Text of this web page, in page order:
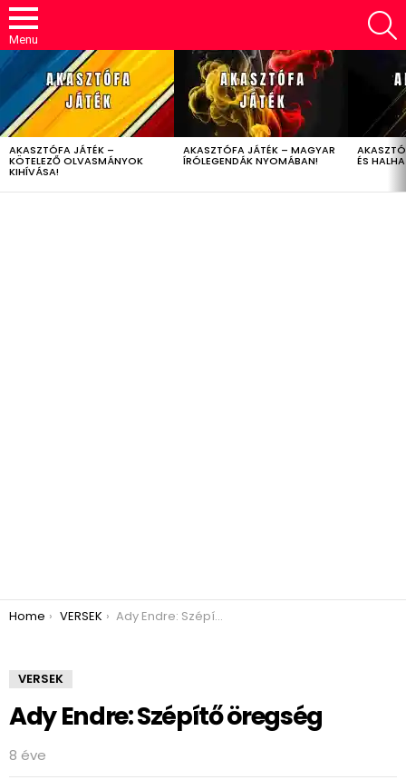
Menu
LATEST
STORIES
AKASZTÓFA JÁTÉK –
KÖTELEZŐ OLVASMÁNYOK
KIHÍVÁSA!
AKASZTÓFA JÁTÉK – MAGYAR
ÍRÓLEGENDÁK NYOMÁBAN! ÉS
You are here:
Home VERSEK Ady Endre: Szépítő öregség
VERSEK
Ady Endre: Szépítő öregség
8 éve